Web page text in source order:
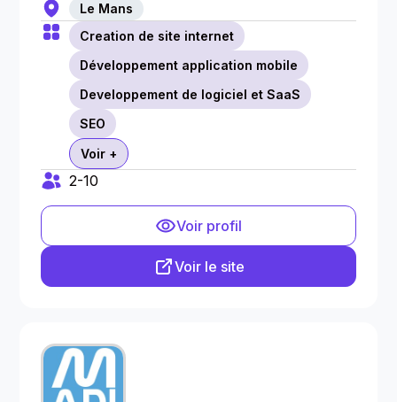
Le Mans
Creation de site internet
Développement application mobile
Developpement de logiciel et SaaS
SEO
Voir +
2-10
Voir profil
Voir le site